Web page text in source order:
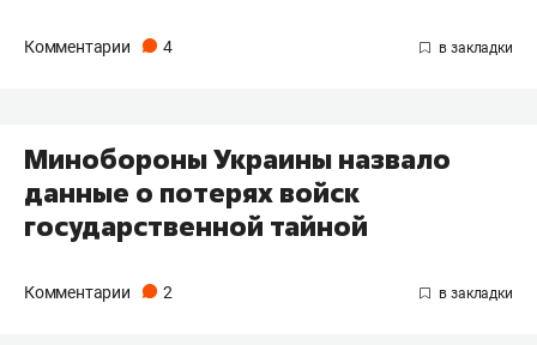
Комментарии 4
Минобороны Украины назвало
данные о потерях войск
государственной тайной
Комментарии 2